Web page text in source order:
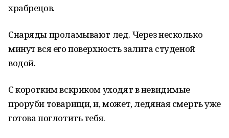
храбрецов.
Снаряды проламывают лед. Через несколько
минут вся его поверхность залита студеной
водой.
С коротким вскриком уходят в невидимые
проруби товарищи, и, может, ледяная смерть уже
готова поглотить тебя.